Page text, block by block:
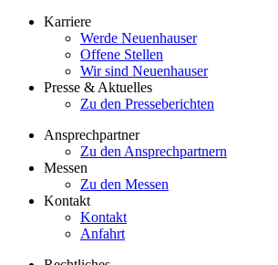
Karriere
Werde Neuenhauser
Offene Stellen
Wir sind Neuenhauser
Presse & Aktuelles
Zu den Presseberichten
Ansprechpartner
Zu den Ansprechpartnern
Messen
Zu den Messen
Kontakt
Kontakt
Anfahrt